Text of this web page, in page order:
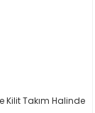
Kilit Takım Halinde